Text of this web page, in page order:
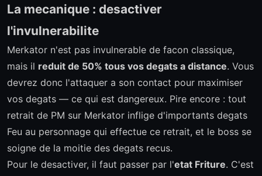
La mecanique : desactiver
l'invulnerabilite
Merkator n'est pas invulnerable de facon classique,
mais il reduit de 50% tous vos degats a distance. Vous
devrez donc l'attaquer a son contact pour maximiser
vos degats — ce qui est dangereux. Pire encore : tout
retrait de PM sur Merkator inflige d'importants degats
Feu au personnage qui effectue ce retrait, et le boss se
soigne de la moitie des degats recus.
Pour le desactiver, il faut passer par l'etat Friture. C'est